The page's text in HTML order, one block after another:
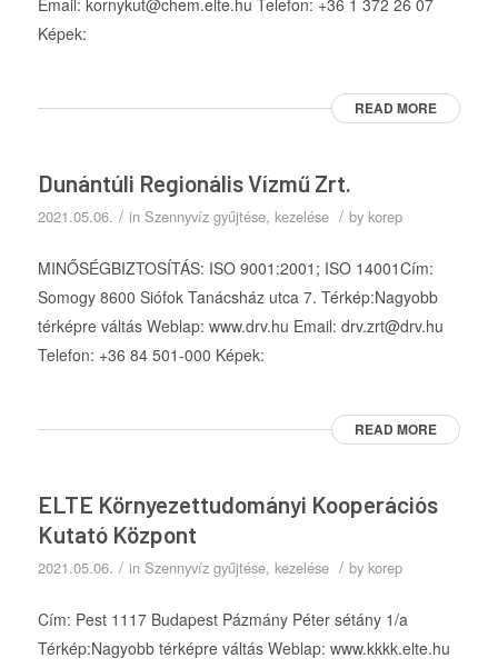
Email: kornykut@chem.elte.hu Telefon: +36 1 372 26 07
Képek:
READ MORE
Dunántúli Regionális Vízmű Zrt.
2021.05.06. / in Szennyvíz gyűjtése, kezelése / by korep
MINŐSÉGBIZTOSÍTÁS: ISO 9001:2001; ISO 14001Cím:
Somogy 8600 Siófok Tanácsház utca 7. Térkép:Nagyobb
térképre váltás Weblap: www.drv.hu Email: drv.zrt@drv.hu
Telefon: +36 84 501-000 Képek:
READ MORE
ELTE Környezettudományi Kooperációs
Kutató Központ
2021.05.06. / in Szennyvíz gyűjtése, kezelése / by korep
Cím: Pest 1117 Budapest Pázmány Péter sétány 1/a
Térkép:Nagyobb térképre váltás Weblap: www.kkkk.elte.hu